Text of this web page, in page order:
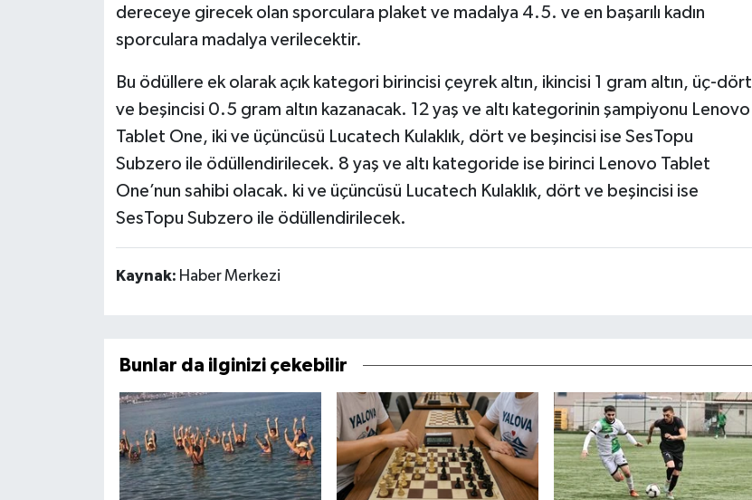
dereceye girecek olan sporculara plaket ve madalya 4.5. ve en başarılı kadın
sporculara madalya verilecektir.
Bu ödüllere ek olarak açık kategori birincisi çeyrek altın, ikincisi 1 gram altın, üç-dört
ve beşincisi 0.5 gram altın kazanacak. 12 yaş ve altı kategorinin şampiyonu Lenovo
Tablet One, iki ve üçüncüsü Lucatech Kulaklık, dört ve beşincisi ise SesTopu
Subzero ile ödüllendirilecek. 8 yaş ve altı kategoride ise birinci Lenovo Tablet
One’nun sahibi olacak. ki ve üçüncüsü Lucatech Kulaklık, dört ve beşincisi ise
SesTopu Subzero ile ödüllendirilecek.
Kaynak: Haber Merkezi
Bunlar da ilginizi çekebilir